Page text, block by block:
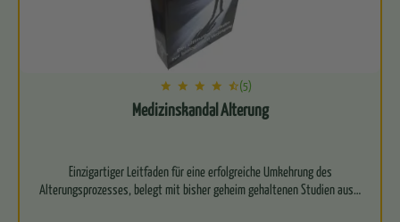
(5)
Medizinskandal Alterung
Einzigartiger Leitfaden für eine erfolgreiche Umkehrung des